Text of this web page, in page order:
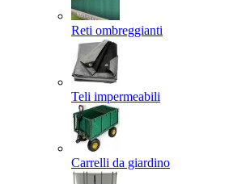
Reti ombreggianti
Teli impermeabili
Carrelli da giardino